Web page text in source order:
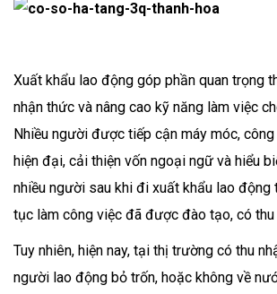
Xuất khẩu lao động góp phần quan trọng
nhận thức và nâng cao kỹ năng làm việc
Nhiều người được tiếp cận máy móc, công
hiện đại, cải thiện vốn ngoại ngữ và hiểu
nhiều người sau khi đi xuất khẩu lao động
tục làm công việc đã được đào tạo, có thu
Tuy nhiên, hiện nay, tại thị trường có thu
người lao động bỏ trốn, hoặc không về